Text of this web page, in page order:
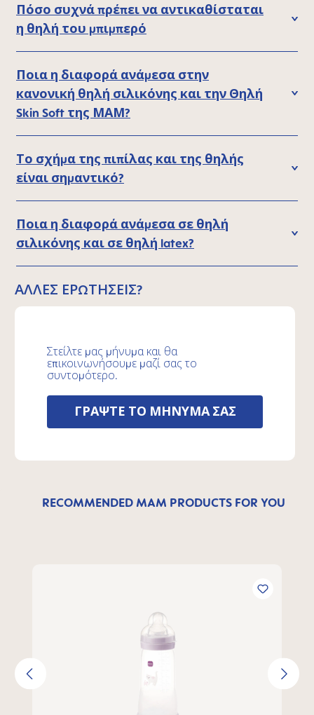
Πόσο συχνά πρέπει να αντικαθίσταται
η θηλή του μπιμπερό
Ποια η διαφορά ανάμεσα στην
κανονική θηλή σιλικόνης και την Θηλή
Skin Soft της ΜΑΜ?
Το σχήμα της πιπίλας και της θηλής
είναι σημαντικό?
Ποια η διαφορά ανάμεσα σε θηλή
σιλικόνης και σε θηλή latex?
ΆΛΛΕΣ ΕΡΩΤΉΣΕΙΣ?
Στείλτε μας μήνυμα και θα
επικοινωνήσουμε μαζί σας το
συντομότερο.
ΓΡΑΨΤΕ ΤΟ ΜΗΝΥΜΑ ΣΑΣ
RECOMMENDED MAM PRODUCTS FOR YOU